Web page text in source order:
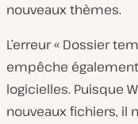
nouveaux thèmes.
L’erreur « Dossier
empêche
logicielles. Puisque
nouveaux fichiers, il